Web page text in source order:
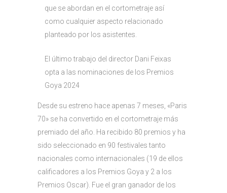
que se abordan en el cortometraje así
como cualquier aspecto relacionado
planteado por los asistentes.
El último trabajo del director Dani Feixas
opta a las nominaciones de los Premios
Goya 2024
Desde su estreno hace apenas 7 meses, «Paris
70» se ha convertido en el cortometraje más
premiado del año. Ha recibido 80 premios y ha
sido seleccionado en 90 festivales tanto
nacionales como internacionales (19 de ellos
calificadores a los Premios Goya y 2 a los
Premios Oscar). Fue el gran ganador de los